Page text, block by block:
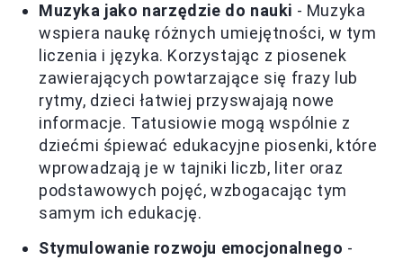
Muzyka jako narzędzie do nauki - Muzyka
wspiera naukę różnych umiejętności, w tym
liczenia i języka. Korzystając z piosenek
zawierających powtarzające się frazy lub
rytmy, dzieci łatwiej przyswajają nowe
informacje. Tatusiowie mogą wspólnie z
dziećmi śpiewać edukacyjne piosenki, które
wprowadzają je w tajniki liczb, liter oraz
podstawowych pojęć, wzbogacając tym
samym ich edukację.
Stymulowanie rozwoju emocjonalnego -